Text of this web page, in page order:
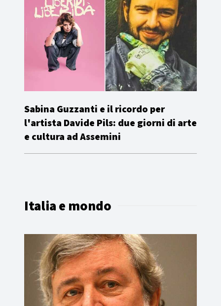
Sabina Guzzanti e il ricordo per
l'artista Davide Pils: due giorni di arte
e cultura ad Assemini
Italia e mondo